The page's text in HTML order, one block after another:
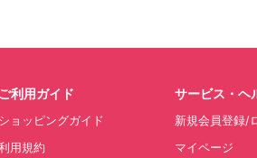
ご利用ガイド
ショッピングガイド
用規約
サービス・ヘ
新規会員登録/
マイページ